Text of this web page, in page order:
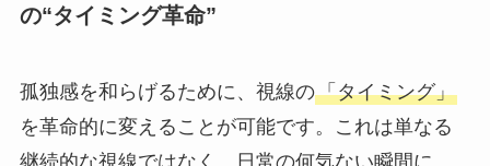
の“タイミング革命”
孤独感を和らげるために、視線の「タイミング」
を革命的に変えることが可能です。これは単なる
継続的な視線ではなく、日常の何気ない瞬間に